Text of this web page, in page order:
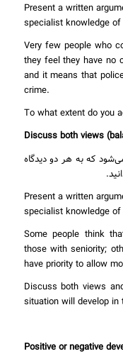
Present a written
specialist knowledge
Very few people who
they feel they have no
and it means that
crime.
To what extent do you
Discuss both views
که به هر دو دیدگاه
Present a written
specialist knowledge
Some people think
those with seniority;
have priority to allow
Discuss both views
situation will develop in
Positive or negative